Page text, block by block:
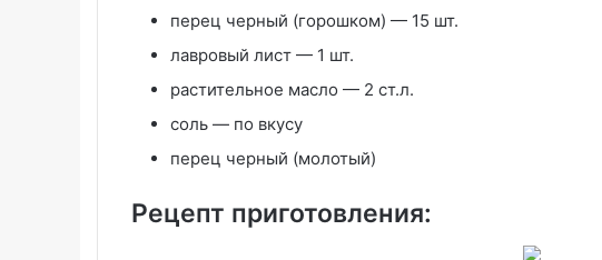
перец черный (горошком) — 15 шт.
лавровый лист — 1 шт.
растительное масло — 2 ст.л.
соль — по вкусу
перец черный (молотый)
Рецепт приготовления: